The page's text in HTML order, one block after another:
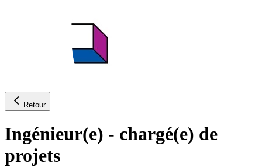
Retour
Ingénieur(e) - chargé(e) de
projets